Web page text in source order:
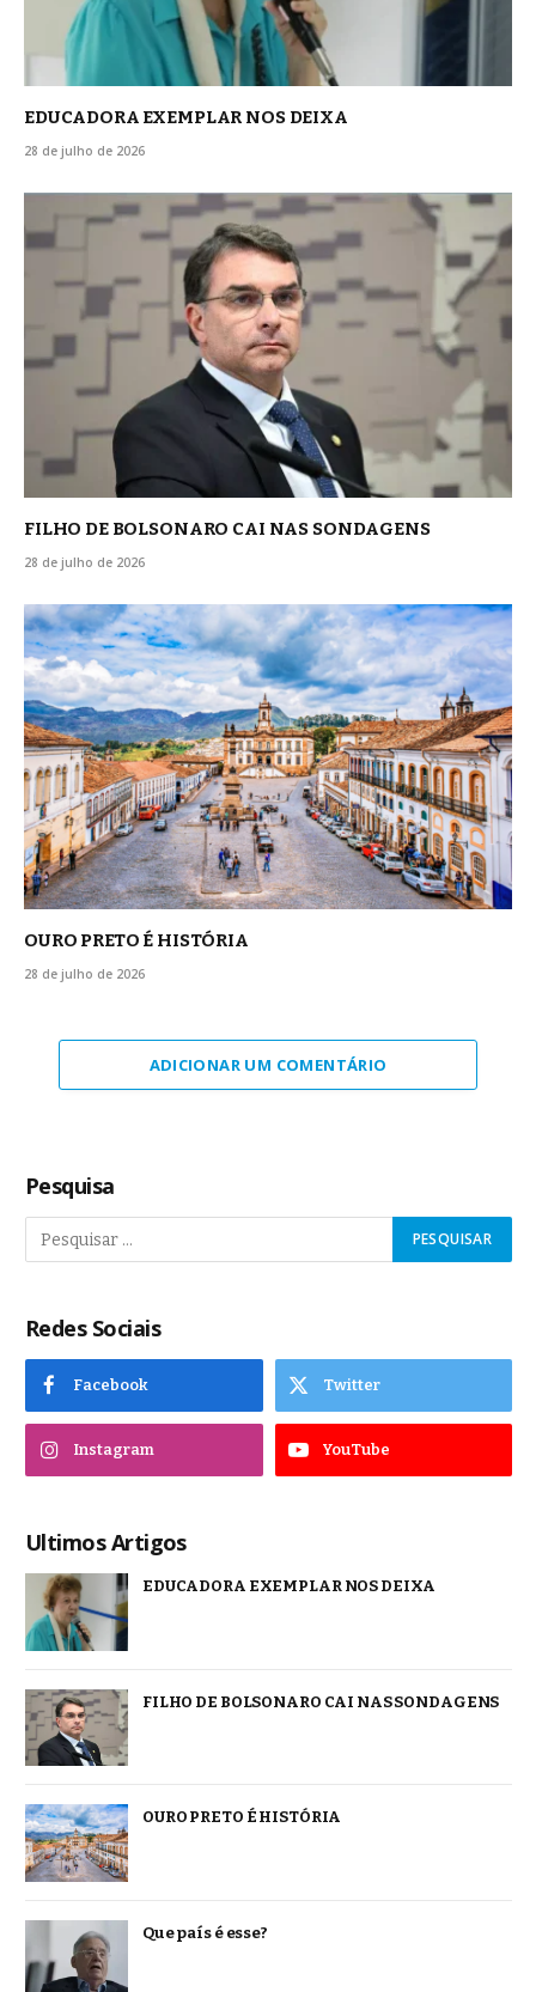
EDUCADORA EXEMPLAR NOS DEIXA
28 de julho de 2026
FILHO DE BOLSONARO CAI NAS SONDAGENS
28 de julho de 2026
OURO PRETO É HISTÓRIA
28 de julho de 2026
ADICIONAR UM COMENTÁRIO
Pesquisa
Redes Sociais
Facebook Twitter
Instagram YouTube
Ultimos Artigos
EDUCADORA EXEMPLAR NOS DEIXA
FILHO DE BOLSONARO CAI NAS SONDAGENS
OURO PRETO É HISTÓRIA
Que país é esse?